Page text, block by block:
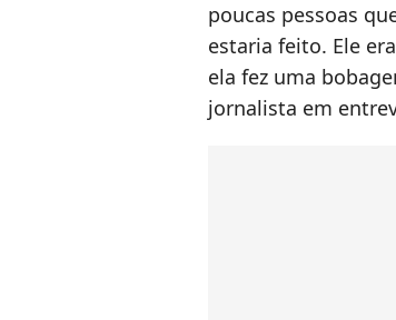
poucas pessoas
estaria feito. Ele
ela fez uma
jornalista em